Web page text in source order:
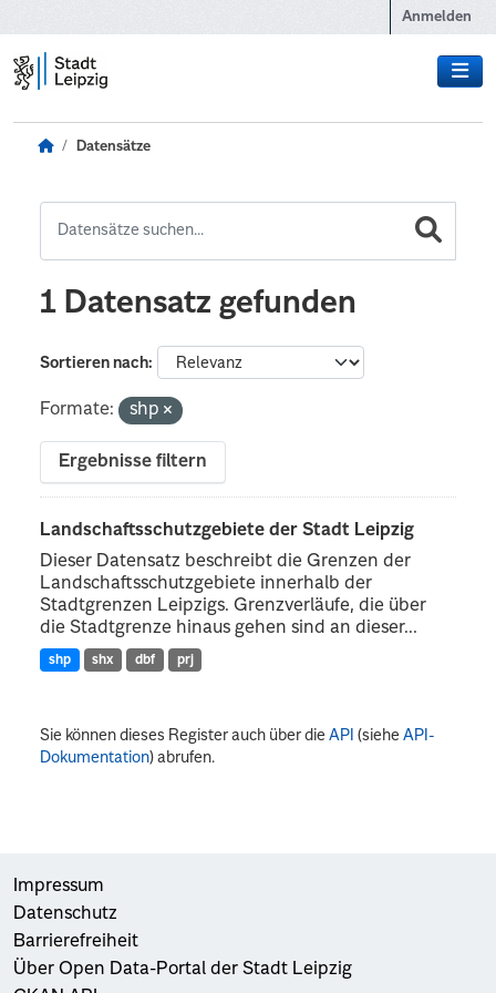
Anmelden
Datensätze
1 Datensatz gefunden
Sortieren nach
Formate: shp
Ergebnisse filtern
Landschaftsschutzgebiete der Stadt Leipzig
Dieser Datensatz beschreibt die Grenzen der
Landschaftsschutzgebiete innerhalb der
Stadtgrenzen Leipzigs. Grenzverläufe, die über
die Stadtgrenze hinaus gehen sind an dieser...
shp shx dbf prj
Sie können dieses Register auch über dieAPI (sieheAPI-
Dokumentation) abrufen.
Impressum
Datenschutz
Barrierefreiheit
Über Open Data-Portal der Stadt Leipzig